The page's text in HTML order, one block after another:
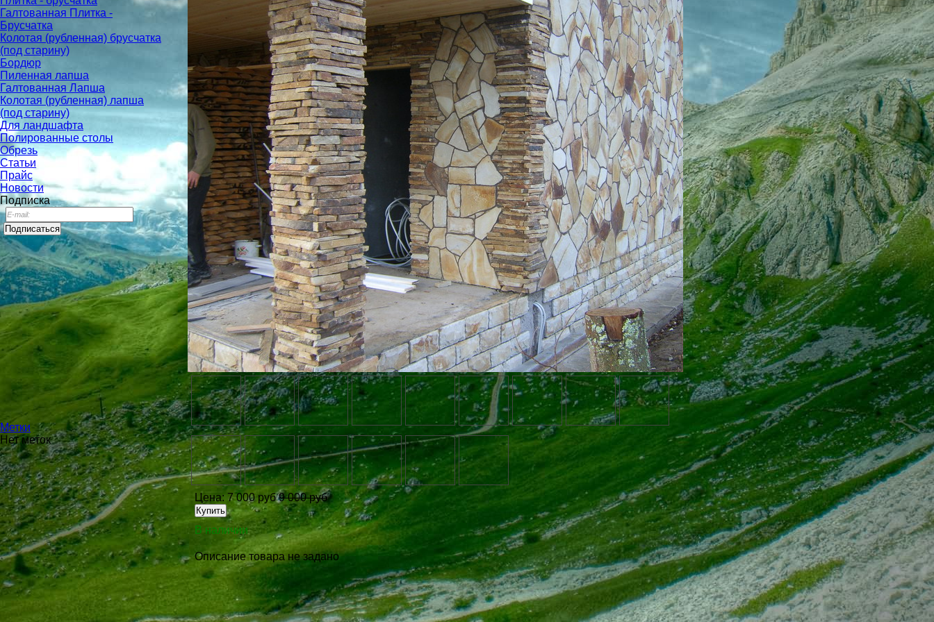
Галтованная Плитка -
Брусчатка
Колотая (рубленная) брусчатка
(под старину)
Бордюр
Пиленная лапша
Галтованная Лапша
Колотая (рубленная) лапша
(под старину)
Для ландшафта
Полированные столы
Обрезь
Статьи
Прайс
Новости
Подписка
Метки
Нет меток
Цена: 7 000 руб 9 000 руб
В наличии
Описание товара не задано